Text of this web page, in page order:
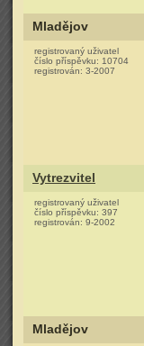
Mladějov
registrovaný uživatel
číslo příspěvku: 10704
registrován: 3-2007
Vytrezvitel
registrovaný uživatel
číslo příspěvku: 397
registrován: 9-2002
Mladějov